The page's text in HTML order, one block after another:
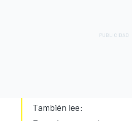
También lee: